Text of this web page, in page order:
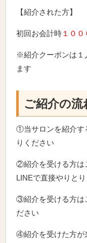
【紹介された方】
初回お会計時１０
※紹介クーポンは１
ます
ご紹介の流
①当サロンを紹介す
りください
②紹介を受ける方は
LINEで直接やりと
③紹介を受ける方は
ださい
④紹介を受けた方が